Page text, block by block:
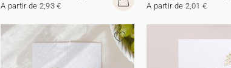
A partir de 2,93 € A partir de 2,01 €